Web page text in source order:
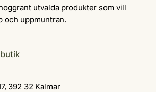
utvalda produkter som vill
och uppmuntran.
392 32 Kalmar